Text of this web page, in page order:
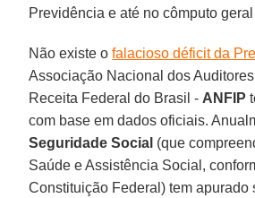
Previdência e até no cômputo
Não existe ofalacioso déficit da
Associação Nacional dos
Receita Federal do Brasil - ANFIP
com base em dados oficiais.
Seguridade Social (que
Saúde e Assistência Social,
Constituição Federal) tem apurado